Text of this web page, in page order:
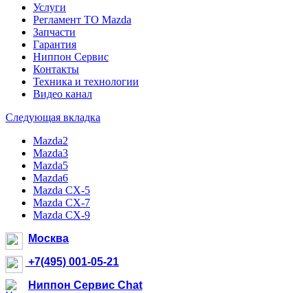
Услуги
Регламент ТО Mazda
Запчасти
Гарантия
Ниппон Сервис
Контакты
Техника и технологии
Видео канал
Следующая вкладка
Mazda2
Mazda3
Mazda5
Mazda6
Mazda CX-5
Mazda CX-7
Mazda CX-9
Москва
+7(495) 001-05-21
Ниппон Сервис Chat